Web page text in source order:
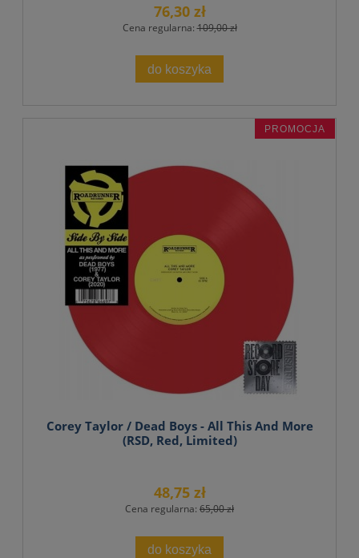
76,30 zł
Cena regularna:109,00 zł
do koszyka
Corey Taylor / Dead Boys - All This And More
(RSD, Red, Limited)
48,75 zł
Cena regularna: 65,00 zł
do koszyka
PROMOCJA